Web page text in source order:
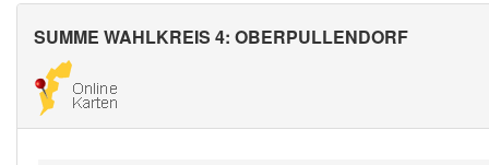
SUMME WAHLKREIS 4: OBERPULLENDORF